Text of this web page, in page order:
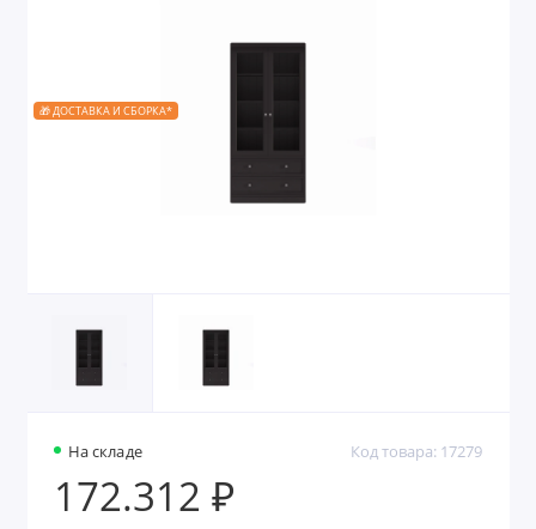
🎁 ДОСТАВКА И СБОРКА*
На складе Код товара: 17279
172.312 ₽